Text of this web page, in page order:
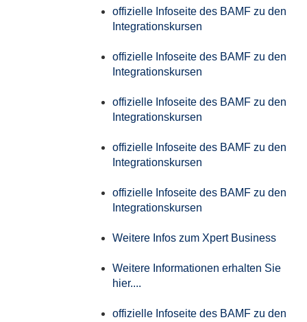
offizielle Infoseite des BAMF zu den
Integrationskursen
offizielle Infoseite des BAMF zu den
Integrationskursen
offizielle Infoseite des BAMF zu den
Integrationskursen
offizielle Infoseite des BAMF zu den
Integrationskursen
offizielle Infoseite des BAMF zu den
Integrationskursen
Weitere Infos zum Xpert Business
Weitere Informationen erhalten Sie
hier....
offizielle Infoseite des BAMF zu den